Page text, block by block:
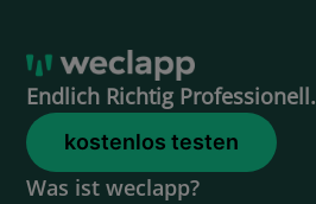
Endlich Richtig Professionell.
kostenlos testen
Was ist weclapp?